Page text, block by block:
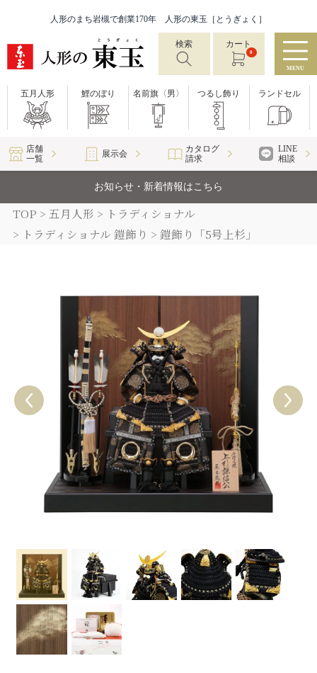
人形のまち岩槻で創業170年 人形の東玉［とうぎょく］
検索 カート
0
MENU
五月人形 鯉のぼり 名前旗〈男〉 つるし飾り ランドセル
店舗
一覧
展示会
カタログ
請求
LINE
相談
お知らせ・新着情報はこちら
TOP 五月人形
トラディショナル
トラディショナル 鎧飾り
鎧飾り「5号上杉」